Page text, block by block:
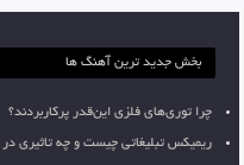
بخش جدید ترین آهنگ ها
چرا توری‌های فلزی این‌قدر پرکاربردند؟
ریمیکس تبلیغاتی چیست و چه تاثیری در